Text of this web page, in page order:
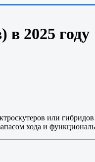
в 2025 году
или
хода и